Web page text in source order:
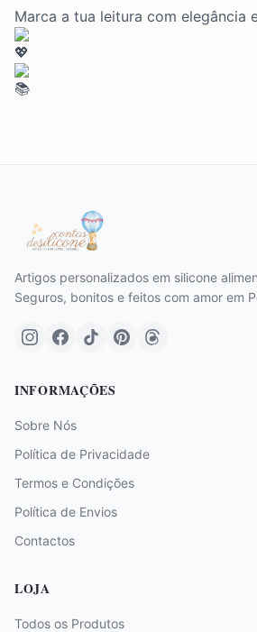
Marca a tua leitura com elegância
Artigos personalizados em silicone
Seguros, bonitos e feitos com amor em
INFORMAÇÕES
Sobre Nós
Política de Privacidade
Termos e Condições
Política de Envios
Contactos
LOJA
Todos os Produtos